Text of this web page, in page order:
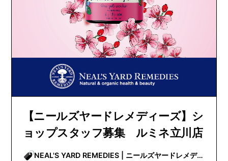
【ニールズヤードレメディーズ】シ
ョップスタッフ募集 ルミネ立川店
NEAL'S YARD REMEDIES | ニールズヤードレメデ